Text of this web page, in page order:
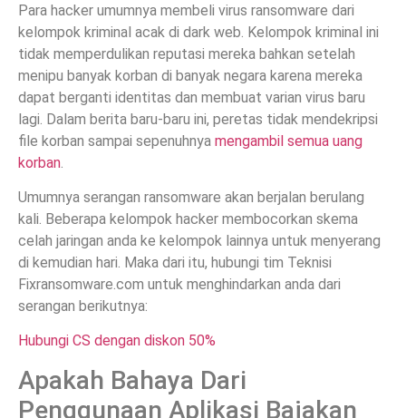
Para hacker umumnya membeli virus ransomware dari
kelompok kriminal acak di dark web. Kelompok kriminal ini
tidak memperdulikan reputasi mereka bahkan setelah
menipu banyak korban di banyak negara karena mereka
dapat berganti identitas dan membuat varian virus baru
lagi. Dalam berita baru-baru ini, peretas tidak mendekripsi
file korban sampai sepenuhnya mengambil semua uang
korban
Umumnya serangan ransomware akan berjalan berulang
kali. Beberapa kelompok hacker membocorkan skema
celah jaringan anda ke kelompok lainnya untuk menyerang
di kemudian hari. Maka dari itu, hubungi tim Teknisi
Fixransomware.com untuk menghindarkan anda dari
serangan berikutnya:
Hubungi CS dengan diskon 50%
Apakah Bahaya Dari
Penggunaan Aplikasi Bajakan